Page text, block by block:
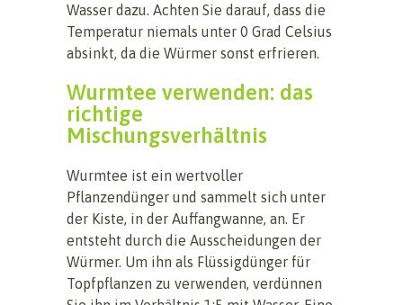
Wasser dazu. Achten Sie darauf, dass die
Temperatur niemals unter 0 Grad Celsius
absinkt, da die Würmer sonst erfrieren.
Wurmtee verwenden: das
richtige
Mischungsverhältnis
Wurmtee ist ein wertvoller
Pflanzendünger und sammelt sich unter
der Kiste, in der Auffangwanne, an. Er
entsteht durch die Ausscheidungen der
Würmer. Um ihn als Flüssigdünger für
Topfpflanzen zu verwenden, verdünnen